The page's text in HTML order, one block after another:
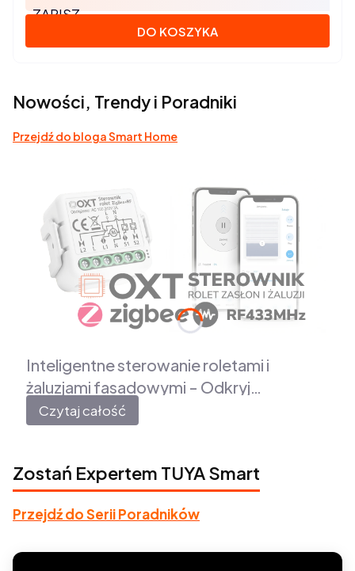
ZAPISZ
DO KOSZYKA
Nowości, Trendy i Poradniki
Przejdź do bloga Smart Home
Inteligentne sterowanie roletami i
żaluzjami fasadowymi - Odkryj
możliwości modułów OXT z regulacją
kąta lameli, ZigBee oraz RF
Czytaj całość
Zostań Expertem TUYA Smart
Przejdź do Serii Poradników